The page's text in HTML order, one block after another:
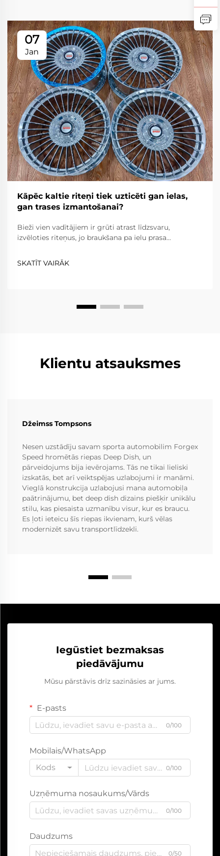
07
Jan
Kāpēc kaltie riteņi tiek uzticēti gan ielas,
gan trases izmantošanai?
Bieži vien vadītājiem ir grūti atrast līdzsvaru,
izvēloties riteņus, jo braukšana pa ielu prasa
savukārt braukšana pa trasi prasa ārkārtēju vieglumu,
izturību un precizitāti. Kaltie riteņi...
SKATĪT VAIRĀK
Klientu atsauksmes
Džeimss Tompsons
Nesen uzstādīju savam sporta automobilim Forgex
Speed hromētās riepas Deep Dish, un
pārveidojums bija ievērojams. Tās ne tikai lieliski
izskatās, bet arī veiktspējas uzlabojumi ir manāmi.
Vieglā konstrukcija uzlabojusi mana automobiļa
paātrinājumu, bet deep dish dizains piešķir unikālu
stilu, kas piesaista uzmanību visur, kur es braucu.
Es ļoti ieteicu šīs riepas ikvienam, kurš vēlas
modernizēt savu transportlīdzekli.
Iegūstiet bezmaksas
piedāvājumu
Mūsu pārstāvis drīz sazināsies ar jums.
E-pasts
0/100
Mobilais/WhatsApp
Kods
0/100
Uzņēmuma nosaukums/Vārds
0/100
Daudzums
0/50